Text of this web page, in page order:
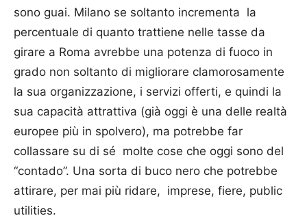
sono guai. Milano se soltanto incrementa la
percentuale di quanto trattiene nelle tasse da
girare a Roma avrebbe una potenza di fuoco in
grado non soltanto di migliorare clamorosamente
la sua organizzazione, i servizi offerti, e quindi la
sua capacità attrattiva (già oggi è una delle realtà
europee più in spolvero), ma potrebbe far
collassare su di sé molte cose che oggi sono del
“contado”. Una sorta di buco nero che potrebbe
attirare, per mai più ridare, imprese, fiere, public
utilities.